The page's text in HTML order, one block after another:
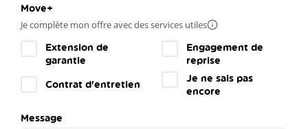
Move+
Je complète mon offre avec des services utilesPlus
Extension de
garantie
Engagement de
reprise
Contrat d'entretien
Je ne sais pas
encore
Message